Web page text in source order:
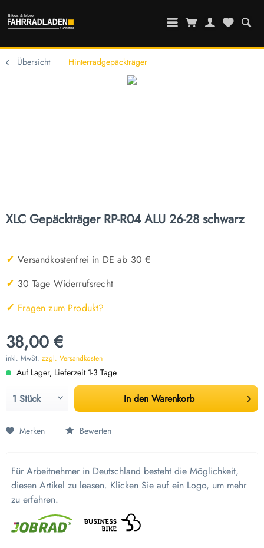
Übersicht Hinterradgepäckträger
XLC Gepäckträger RP-R04 ALU 26-28 schwarz
✓ Versandkostenfrei in DE ab 30 €
✓ 30 Tage Widerrufsrecht
✓ Fragen zum Produkt?
38,00 €
inkl. MwSt. zzgl. Versandkosten
Auf Lager, Lieferzeit 1-3 Tage
In den Warenkorb
Merken Bewerten
Für Arbeitnehmer in Deutschland besteht die Möglichkeit,
diesen Artikel zu leasen. Klicken Sie auf ein Logo, um mehr
zu erfahren.